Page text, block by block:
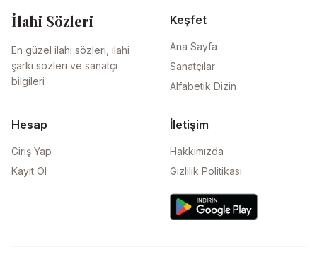
İlahi Sözleri
En güzel ilahi sözleri, ilahi
şarkı sözleri ve sanatçı
bilgileri
Keşfet
Ana Sayfa
Sanatçılar
Alfabetik Dizin
Hesap
Giriş Yap
Kayıt Ol
İletişim
Hakkımızda
Gizlilik Politikası